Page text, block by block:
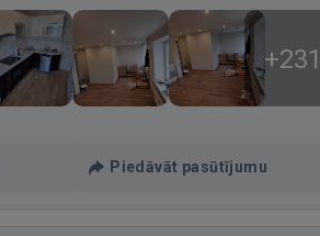
+231
Piedāvāt pasūtījumu